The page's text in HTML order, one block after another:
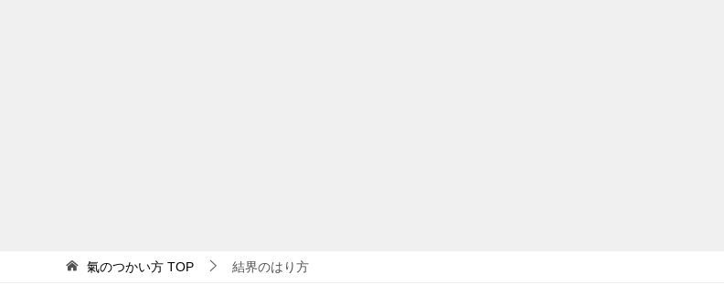
氣のつかい方 TOP 結界のはり方